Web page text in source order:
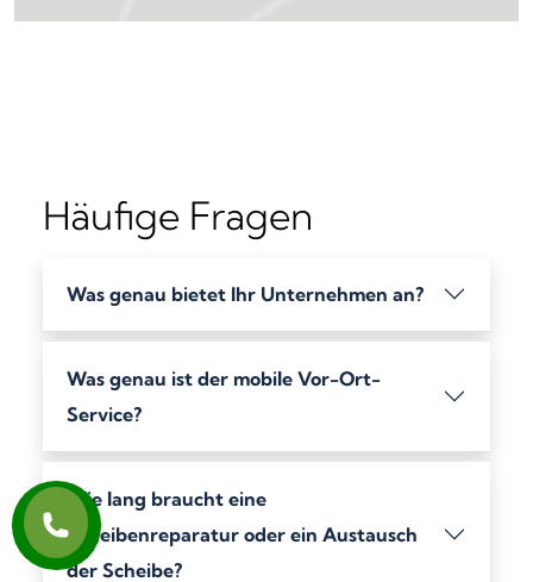
Häufige Fragen
Was genau bietet Ihr Unternehmen an?
Was genau ist der mobile Vor-Ort-
Service?
Wie lang braucht eine
Scheibenreparatur oder ein Austausch
der Scheibe?